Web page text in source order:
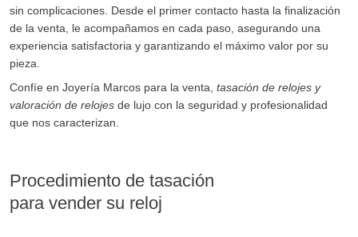
sin complicaciones. Desde el primer contacto hasta la finalización
de la venta, le acompañamos en cada paso, asegurando una
experiencia satisfactoria y garantizando el máximo valor por su
pieza.
Confíe en Joyería Marcos para la venta, tasación de relojes y
valoración de relojes de lujo con la seguridad y profesionalidad
que nos caracterizan.
Procedimiento de tasación
para vender su reloj